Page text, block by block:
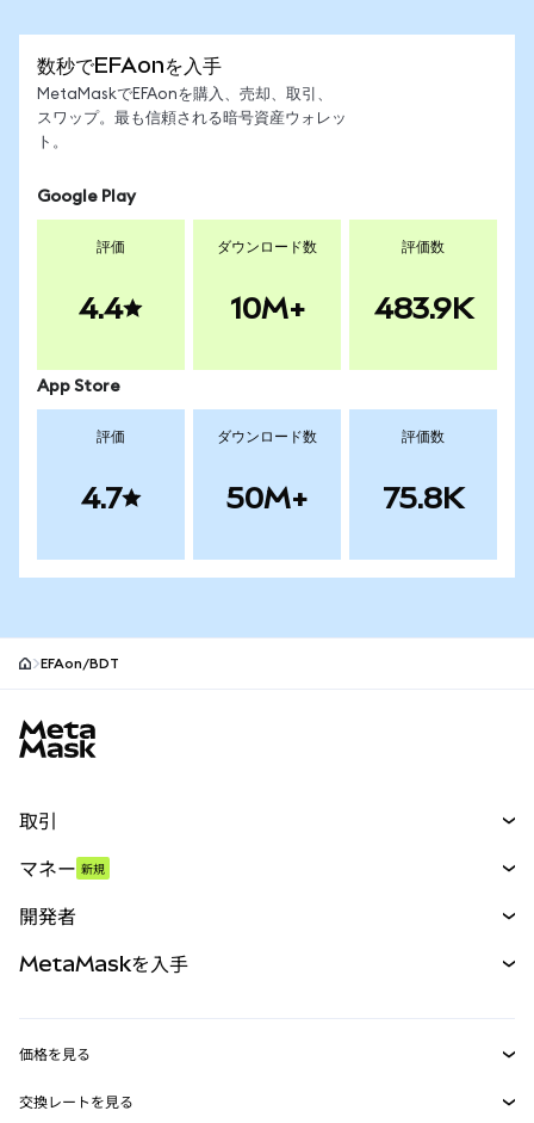
数秒でEFAonを入手
MetaMaskでEFAonを購入、売却、取引、
スワップ。最も信頼される暗号資産ウォレッ
ト。
Google Play
評価
4.4
ダウンロード数
10M+
評価数
483.9K
App Store
評価
4.7
ダウンロード数
50M+
評価数
75.8K
EFAon/BDT
取引
パーペチュアル
RWA
マネー 新規
開発者
MetaMask Connect
MetaMaskを入手
価格を見る
イーサリアムの価格
交換レートを見る